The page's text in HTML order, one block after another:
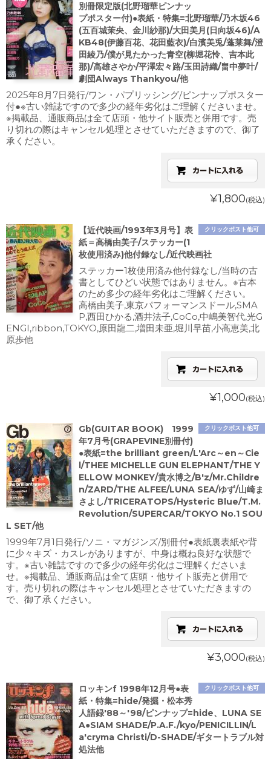
別冊限定版(北野瑠華ピンナッ
プポスター付)●表紙・特集=北野瑠華/乃木坂46
(五百城茉央、金川紗那)/大田美月(日向坂46)/A
KB48(伊藤百花、花田藍衣)/白濱美兎/蓬莱舞/澄
田綾乃/僕が見たかった青空(柳堀花怜、吉本此
那)/高雄さやか/平澤宏々路/玉田詩織/畠中夢叶/
劇団Always Thankyou/他
2025年8月7日発行/ワン・パプリッシング/ピンナップポスター
付●※古い雑誌ですので多少の経年劣化はご理解くださいませ。
※掲載品、通販商品は全て店頭・他サイト販売と併用です。売
り切れの際はキャンセル処理とさせていただきますので、御了
承ください。
¥1,800(税込)
クリックポスト他可
【近代映画/1993年3月号】表
紙＝高橋由美子/ステッカー(1
枚使用済み)他付録なし/近代映画社
ステッカー1枚使用済み他付録なし/当時の古
書としてひどい状態ではありません。※古本
のため多少の経年劣化はご理解ください。
高橋由美子,東京パフォーマンスドール,SMA
P,西田ひかる,酒井法子,CoCo,中嶋美智代,光G
ENGI,ribbon,TOKYO,原田龍二,増田未亜,堀川早苗,小高恵美,北
原歩他
¥1,000(税込)
クリックポスト他可
Gb(GUITAR BOOK) 1999
年7月号(GRAPEVINE別冊付)
●表紙=the brilliant green/L'Arc～en～Cie
l/THEE MICHELLE GUN ELEPHANT/THE Y
ELLOW MONKEY/貴水博之/B'z/Mr.Childre
n/ZARD/THE ALFEE/LUNA SEA/ゆず/山崎ま
さよし/TRICERATOPS/Hysteric Blue/T.M.
Revolution/SUPERCAR/TOKYO No.1 SOU
L SET/他
1999年7月1日発行/ソニ・マガジンズ/別冊付●表紙裏表紙や背
に少々キズ・カスレがありますが、中身は概ね良好な状態で
す。※古い雑誌ですので多少の経年劣化はご理解くださいま
せ。※掲載品、通販商品は全て店頭・他サイト販売と併用で
す。売り切れの際はキャンセル処理とさせていただきますの
で、御了承ください。
¥3,000(税込)
クリックポスト他可
ロッキンf 1998年12月号●表
紙・特集=hide/発掘・松本秀
人語録'88～'98/ピンナップ=hide、LUNA SE
A●SIAM SHADE/P.A.F./kyo/PENICILLIN/L
a'cryma Christi/D-SHADE/ギタートラブル対
処法他